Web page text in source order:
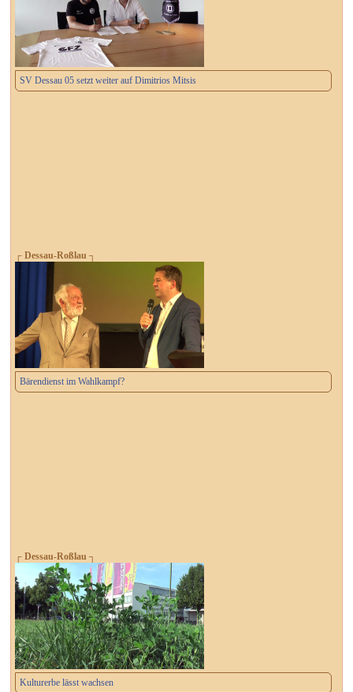
SV Dessau 05 setzt weiter auf Dimitrios Mitsis
┌ Dessau-Roßlau ┐
Bärendienst im Wahlkampf?
┌ Dessau-Roßlau ┐
Kulturerbe lässt wachsen